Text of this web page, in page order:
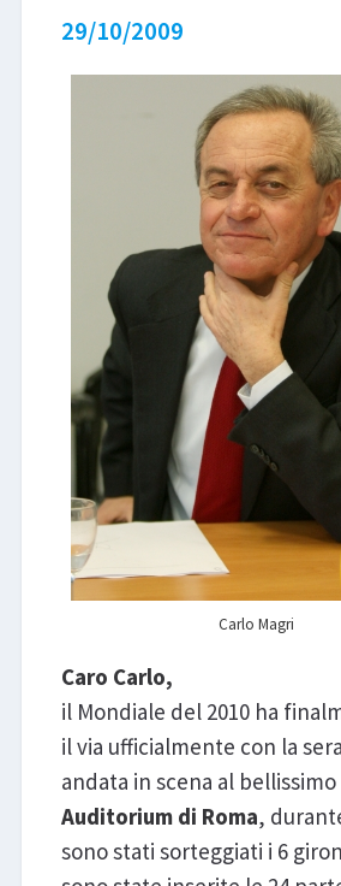
29/10/2009
Carlo Magri
Caro Carlo,
il Mondiale del 2010 ha
il via ufficialmente con la
andata in scena al bellissimo
Auditorium di Roma,
sono stati sorteggiati i 6